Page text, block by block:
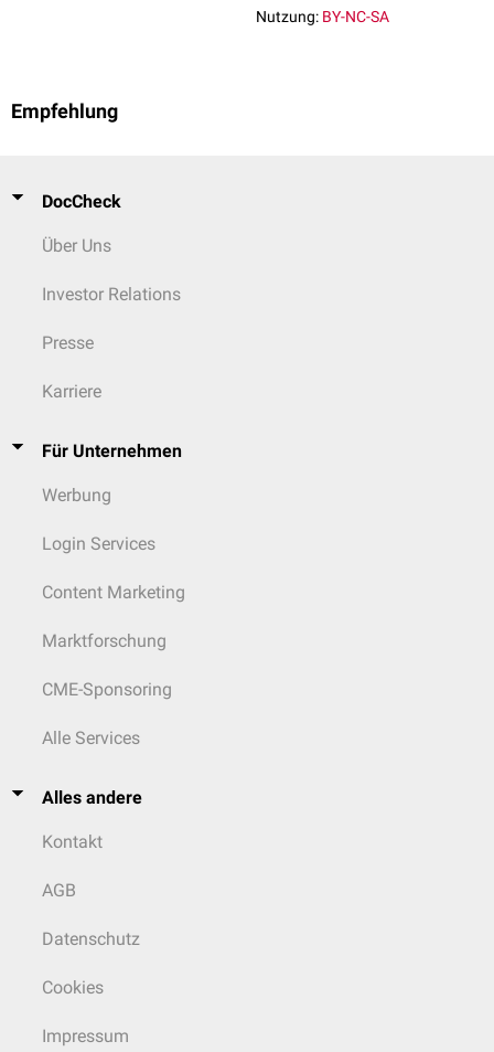
Nutzung: BY-NC-SA
Empfehlung
DocCheck
Über Uns
Investor Relations
Presse
Karriere
Für Unternehmen
Werbung
Login Services
Content Marketing
Marktforschung
CME-Sponsoring
Alle Services
Alles andere
Kontakt
AGB
Datenschutz
Cookies
Impressum